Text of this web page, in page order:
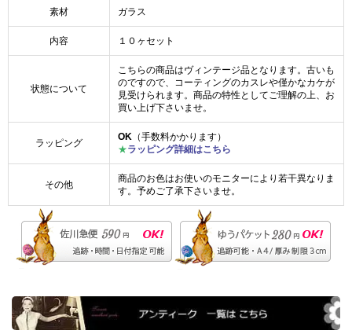
素材 ガラス
内容 １０ヶセット
状態について
こちらの商品はヴィンテージ品となります。古いも
のですので、コーティングのカスレや僅かなカケが
見受けられます。商品の特性としてご理解の上、お
買い上げ下さいませ。
ラッピング
OK （手数料かかります）
★ラッピング詳細はこちら
その他
商品のお色はお使いのモニターにより若干異なりま
す。予めご了承下さいませ。